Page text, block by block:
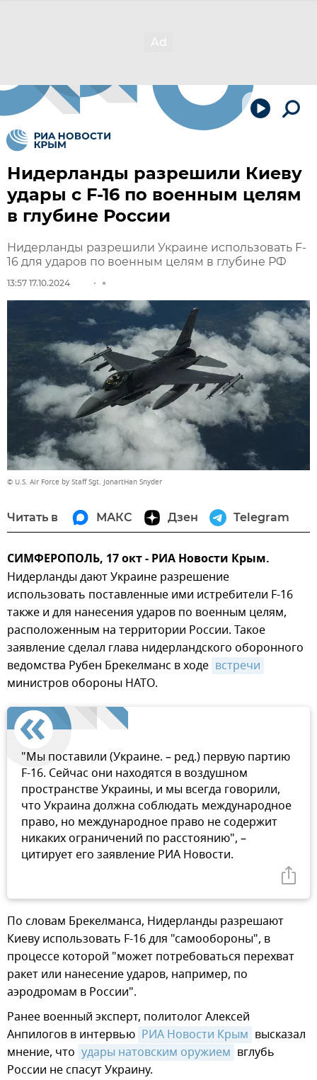
Нидерланды разрешили Киеву
удары с F-16 по военным целям
в глубине России
Нидерланды разрешили Украине использовать F-
16 для ударов по военным целям в глубине РФ
13:57 17.10.2024
© U.S. Air Force by Staff Sgt. JonartHan Snyder
Читать в МАКС Дзен Telegram
СИМФЕРОПОЛЬ, 17 окт - РИА Новости Крым.
Нидерланды дают Украине разрешение
использовать поставленные ими истребители F-16
также и для нанесения ударов по военным целям,
расположенным на территории России. Такое
заявление сделал глава нидерландского оборонного
ведомства Рубен Брекелманс в ходе встречи
министров обороны НАТО.
"Мы поставили (Украине. – ред.) первую партию
F-16. Сейчас они находятся в воздушном
пространстве Украины, и мы всегда говорили,
что Украина должна соблюдать международное
право, но международное право не содержит
никаких ограничений по расстоянию", –
цитирует его заявление РИА Новости.
По словам Брекелманса, Нидерланды разрешают
Киеву использовать F-16 для "самообороны", в
процессе которой "может потребоваться перехват
ракет или нанесение ударов, например, по
аэродромам в России".
Ранее военный эксперт, политолог Алексей
Анпилогов в интервью РИА Новости Крым высказал
мнение, что удары натовским оружием вглубь
России не спасут Украину.